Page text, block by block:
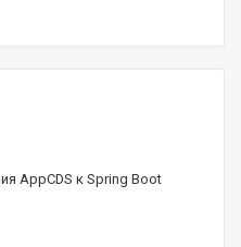
AppCDS к Spring Boot